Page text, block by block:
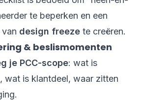
te beperken en een
design freeze te creëren.
& beslismomenten
je PCC-scope: wat is
wat is klantdeel, waar zitten